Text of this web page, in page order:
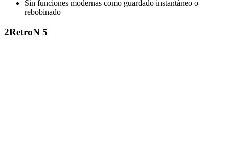
Sin funciones modernas como guardado instantáneo o
rebobinado
2RetroN 5